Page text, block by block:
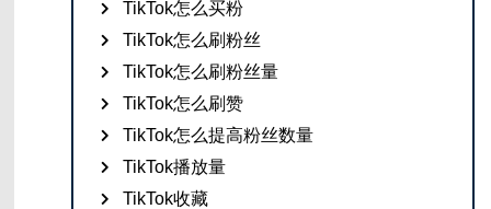
TikTok怎么买粉
TikTok怎么刷粉丝
TikTok怎么刷粉丝量
TikTok怎么刷赞
TikTok怎么提高粉丝数量
TikTok播放量
TikTok收藏